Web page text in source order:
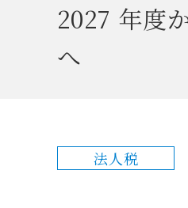
2027 年度
へ
法人税